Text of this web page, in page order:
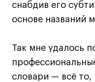
Universal University
Universal University
снабдив его
основе названий
Так мне удалось
словари — всё то,